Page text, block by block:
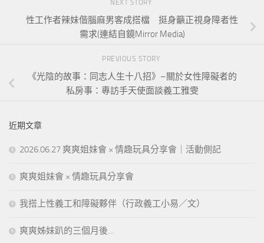
NEXT STORY
性工作者辣妹偕腦麻男客成搭檔 挺身籲正視身障者性
需求(連結自鏡Mirror Media)
PREVIOUS STORY
《光陰的故事：同志人生十八招》–關於女性障礙者的
私房事：專訪手天使面談義工雅雯
近期文章
2026.06.27 爽爽姐妹會 × 情趣玩具分享會｜活動側記
爽爽姐妹會 × 情趣玩具分享會
我搭上性義工和障礙夥伴（行政義工小易／文）
爽爽姊妹趴的三個月後…